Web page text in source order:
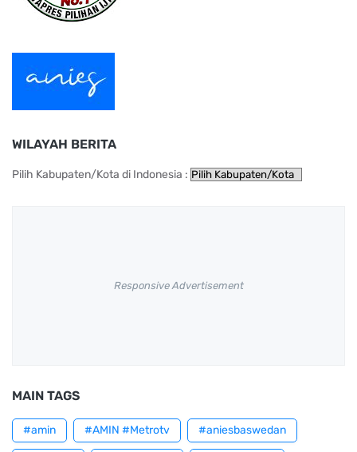
WILAYAH BERITA
Pilih Kabupaten/Kota di Indonesia :
Responsive Advertisement
MAIN TAGS
#amin #AMIN #Metrotv #aniesbaswedan